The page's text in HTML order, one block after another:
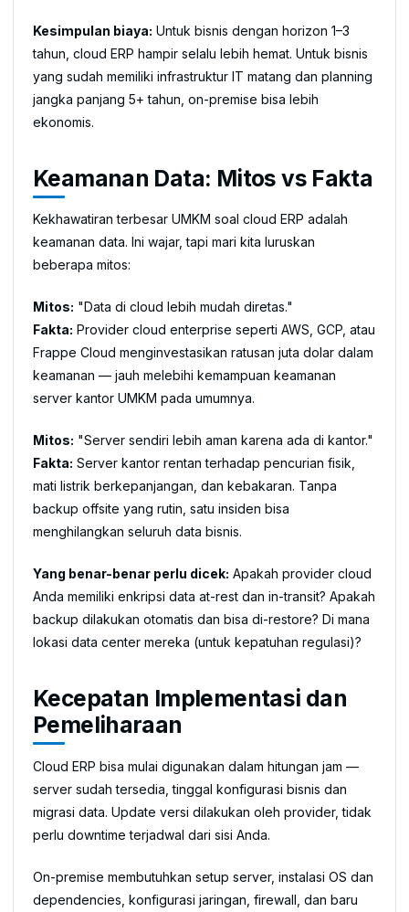
Kesimpulan biaya: Untuk bisnis dengan horizon 1–3
tahun, cloud ERP hampir selalu lebih hemat. Untuk bisnis
yang sudah memiliki infrastruktur IT matang dan planning
jangka panjang 5+ tahun, on-premise bisa lebih
ekonomis.
Keamanan Data: Mitos vs Fakta
Kekhawatiran terbesar UMKM soal cloud ERP adalah
keamanan data. Ini wajar, tapi mari kita luruskan
beberapa mitos:
Mitos: "Data di cloud lebih mudah diretas."
Fakta: Provider cloud enterprise seperti AWS, GCP, atau
Frappe Cloud menginvestasikan ratusan juta dolar dalam
keamanan — jauh melebihi kemampuan keamanan
server kantor UMKM pada umumnya.
Mitos: "Server sendiri lebih aman karena ada di kantor."
Fakta: Server kantor rentan terhadap pencurian fisik,
mati listrik berkepanjangan, dan kebakaran. Tanpa
backup offsite yang rutin, satu insiden bisa
menghilangkan seluruh data bisnis.
Yang benar-benar perlu dicek: Apakah provider cloud
Anda memiliki enkripsi data at-rest dan in-transit? Apakah
backup dilakukan otomatis dan bisa di-restore? Di mana
lokasi data center mereka (untuk kepatuhan regulasi)?
Kecepatan Implementasi dan
Pemeliharaan
Cloud ERP bisa mulai digunakan dalam hitungan jam —
server sudah tersedia, tinggal konfigurasi bisnis dan
migrasi data. Update versi dilakukan oleh provider, tidak
perlu downtime terjadwal dari sisi Anda.
On-premise membutuhkan setup server, instalasi OS dan
dependencies, konfigurasi jaringan, firewall, dan baru